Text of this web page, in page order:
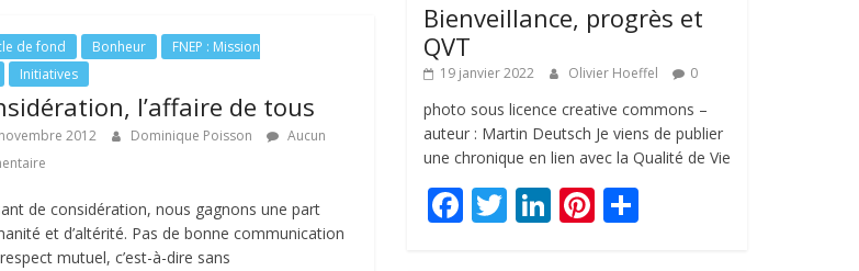
o
k
n
de fond Bonheur
FNEP : Mission
Initiatives
l’affaire de tous
2012 Dominique Poisson
Aucun
de considération, nous gagnons une part
et d’altérité. Pas de bonne communication
mutuel, c’est-à-dire sans
Bienveillance, progrès et
QVT
19 janvier 2022 Olivier Hoeffel 0
photo sous licence creative commons –
auteur : Martin Deutsch Je viens de publier
une chronique en lien avec la Qualité de Vie
F T Li Pi